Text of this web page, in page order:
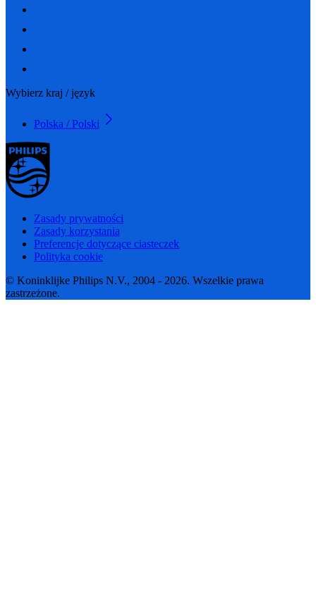
Wybierz kraj / język
Polska / Polski
Zasady prywatności
Zasady korzystania
Preferencje dotyczące ciasteczek
Polityka cookie
© Koninklijke Philips N.V., 2004 - 2026. Wszelkie prawa
zastrzeżone.